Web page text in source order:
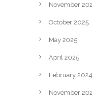
November
October 2025
May 2025
April 2025
February 2024
November